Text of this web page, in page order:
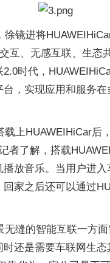
进将
互、无感互联、生态
时代，
，实现应用和服务
HUAWEIHiCar后
者了解，搭载
播放音乐。当用户进
家之后还可以通过
的智能互联一方面
时还是需要车联网生